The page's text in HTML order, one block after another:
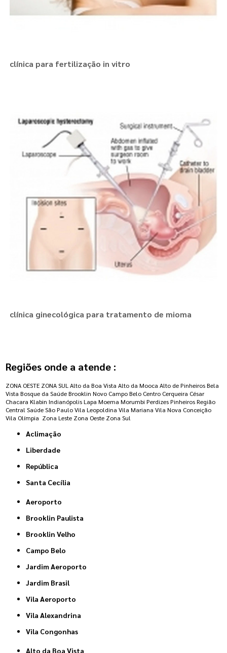
clínica para fertilização in vitro
clínica ginecológica para tratamento de mioma
Regiões onde a atende :
ZONA OESTE ZONA SUL Alto da Boa Vista Alto da Mooca Alto de Pinheiros Bela
Vista Bosque da Saúde Brooklin Novo Campo Belo Centro Cerqueira César
Chacara Klabin Indianópolis Lapa Moema Morumbi Perdizes Pinheiros Região
Central Saúde São Paulo Vila Leopoldina Vila Mariana Vila Nova Conceição
Vila Olímpia Zona Leste Zona Oeste Zona Sul
Aclimação
Liberdade
República
Santa Cecília
Aeroporto
Brooklin Paulista
Brooklin Velho
Campo Belo
Jardim Aeroporto
Jardim Brasil
Vila Aeroporto
Vila Alexandrina
Vila Congonhas
Alto da Boa Vista